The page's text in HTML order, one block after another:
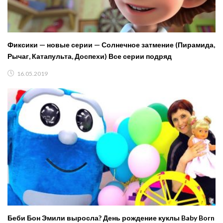
Фиксики — новые серии — Солнечное затмение (Пирамида,
Рычаг, Катапульта, Доспехи) Все серии подряд
16.05.2019
Беби Бон Эмили выросла? День рождение куклы Baby Born